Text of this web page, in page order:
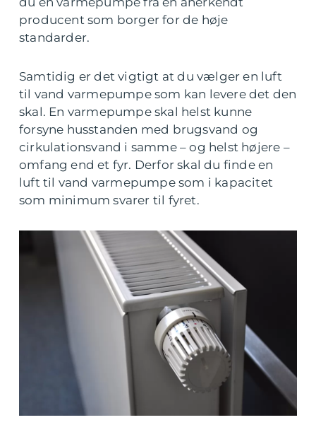
producent som borger for de høje
standarder.
Samtidig er det vigtigt at du vælger en luft
til vand varmepumpe som kan levere det den
skal. En varmepumpe skal helst kunne
forsyne husstanden med brugsvand og
cirkulationsvand i samme – og helst højere –
omfang end et fyr. Derfor skal du finde en
luft til vand varmepumpe som i kapacitet
som minimum svarer til fyret.